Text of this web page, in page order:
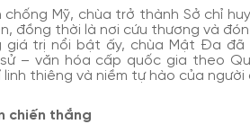
chống Mỹ, chùa trở thành Sở chỉ
đồng thời là nơi cứu thương và
giá trị nổi bật ấy, chùa Mật Đa
– văn hóa cấp quốc gia theo
linh thiêng và niềm tự hào của người
chiến thắng